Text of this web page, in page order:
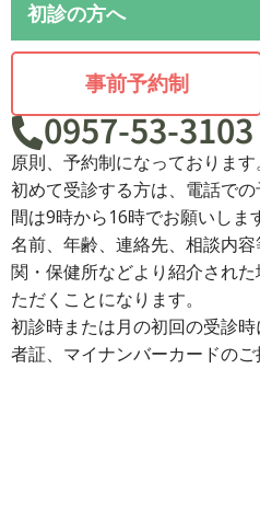
初診の方へ
事前予約制
0957-53-3103
原則、予約制になっております。
初めて受診する方は、電話で
間は9時から16時でお願いしま
名前、年齢、連絡先、相談内
関・保健所などより紹介され
ただくことになります。
初診時または月の初回の受診
者証、マイナンバーカードのご